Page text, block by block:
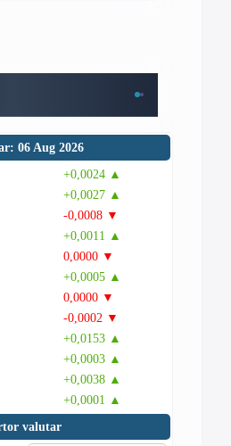
06 Aug 2026
+0,0024 ▲
+0,0027 ▲
-0,0008 ▼
+0,0011 ▲
0,0000 ▼
+0,0005 ▲
0,0000 ▼
-0,0002 ▼
+0,0153 ▲
+0,0003 ▲
+0,0038 ▲
+0,0001 ▲
valutar